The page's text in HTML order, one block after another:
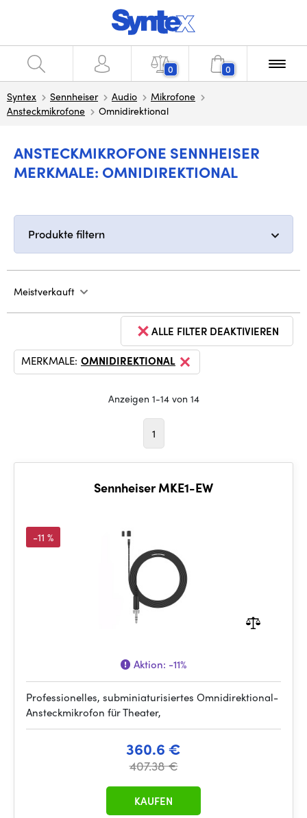
0 0
Syntex Sennheiser Audio
Mikrofone
Ansteckmikrofone
Omnidirektional
ANSTECKMIKROFONE SENNHEISER
MERKMALE: OMNIDIREKTIONAL
Produkte filtern
Meistverkauft
ALLE FILTER DEAKTIVIEREN
MERKMALE: OMNIDIREKTIONAL
Anzeigen 1-14 von 14
1
Sennheiser MKE1-EW
-11 %
Aktion: -11%
Professionelles, subminiaturisiertes Omnidirektional-
Ansteckmikrofon für Theater,
360.6 €
407.38 €
KAUFEN